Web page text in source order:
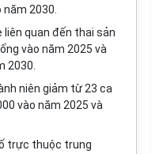
2030.
liên quan đến thai sản
vào năm 2025 và
2030.
niên giảm từ 23 ca
vào năm 2025 và
trực thuộc trung